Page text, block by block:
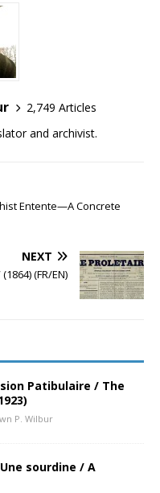
2,749 Articles
and archivist.
Entente—A Concrete
NEXT
(FR/EN)
Patibulaire / The
P. Wilbur
sourdine / A